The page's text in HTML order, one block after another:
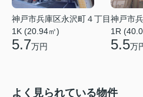
神戸市兵庫区永沢町４丁目
1K (20.94㎡)
5.7万円
神戸市
1R
5.5万
よく見られている物件